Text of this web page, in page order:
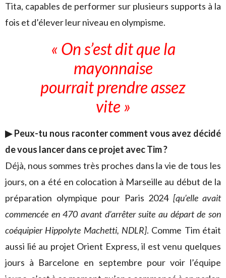
Tita, capables de performer sur plusieurs supports à la
fois et d’élever leur niveau en olympisme.
« On s’est dit que la
mayonnaise
pourrait prendre assez
vite »
▶ Peux-tu nous raconter comment vous avez décidé
de vous lancer dans ce projet avec Tim ?
Déjà, nous sommes très proches dans la vie de tous les
jours, on a été en colocation à Marseille au début de la
préparation olympique pour Paris 2024 [qu’elle avait
commencée en 470 avant d’arrêter suite au départ de son
coéquipier Hippolyte Machetti, NDLR]. Comme Tim était
aussi lié au projet Orient Express, il est venu quelques
jours à Barcelone en septembre pour voir l’équipe